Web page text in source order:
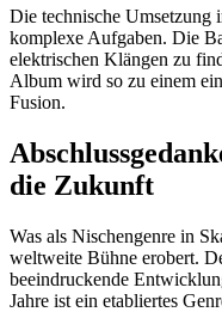
Die technische Umsetzung
komplexe Aufgaben. Die
elektrischen Klängen zu
Album wird so zu einem
Fusion.
die Zukunft
Was als Nischengenre in
weltweite Bühne erobert.
beeindruckende
Jahre ist ein etabliertes